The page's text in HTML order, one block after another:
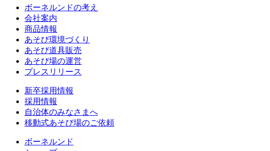
ボーネルンドの考え
会社案内
商品情報
あそび環境づくり
あそび道具販売
あそび場の運営
プレスリリース
新卒採用情報
採用情報
自治体のみなさまへ
移動式あそび場のご依頼
ボーネルンド